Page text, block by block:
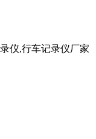
仪,行车记录仪厂家